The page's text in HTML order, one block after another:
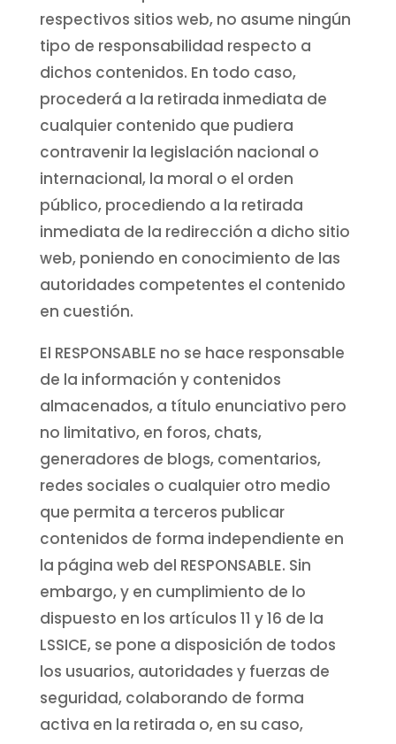
respectivos sitios web, no asume ningún
tipo de responsabilidad respecto a
dichos contenidos. En todo caso,
procederá a la retirada inmediata de
cualquier contenido que pudiera
contravenir la legislación nacional o
internacional, la moral o el orden
público, procediendo a la retirada
inmediata de la redirección a dicho sitio
web, poniendo en conocimiento de las
autoridades competentes el contenido
en cuestión.
El RESPONSABLE no se hace responsable
de la información y contenidos
almacenados, a título enunciativo pero
no limitativo, en foros, chats,
generadores de blogs, comentarios,
redes sociales o cualquier otro medio
que permita a terceros publicar
contenidos de forma independiente en
la página web del RESPONSABLE. Sin
embargo, y en cumplimiento de lo
dispuesto en los artículos 11 y 16 de la
LSSICE, se pone a disposición de todos
los usuarios, autoridades y fuerzas de
seguridad, colaborando de forma
activa en la retirada o, en su caso,